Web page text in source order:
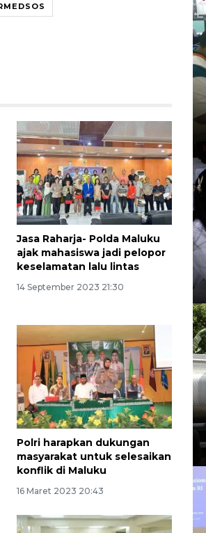
Jasa Raharja- Polda Maluku
ajak mahasiswa jadi pelopor
keselamatan lalu lintas
14 September 2023 21:30
Polri harapkan dukungan
masyarakat untuk selesaikan
konflik di Maluku
16 Maret 2023 20:43